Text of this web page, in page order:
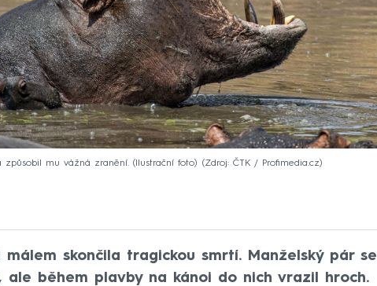
mu vážná zranění. (Ilustrační foto) Zdroj: ČTK / Profimedia.cz
málem skončila tragickou smrtí. Manželský pár se
během plavby na kánoi do nich vrazil hroch.